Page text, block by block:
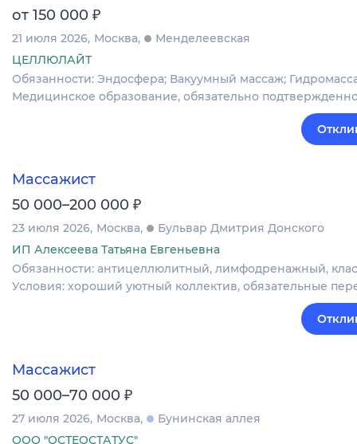
от 150 000 ₽
21 июля 2026 Москва
Менделеевская
ЦЕЛЛЮЛАЙТ
Обязанности: Эндосфера; Вакуумный массаж;
Медицинское образование, обязательно
Массажист
50 000–200 000 ₽
23 июля 2026 Москва
Бульвар Дмитрия Донского
ИП Алексеева Татьяна Евгеньевна
Обязанности: антицеллюлитный, лимфодренажный,
Условия: хороший уютный коллектив, обязательные
Массажист
50 000–70 000 ₽
27 июля 2026 Москва
Бунинская аллея
ООО "ОСТЕОСТАТУС"